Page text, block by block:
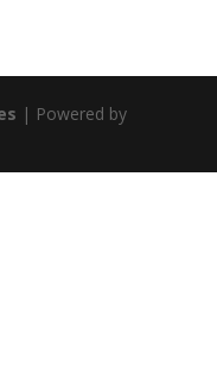
| Powered by